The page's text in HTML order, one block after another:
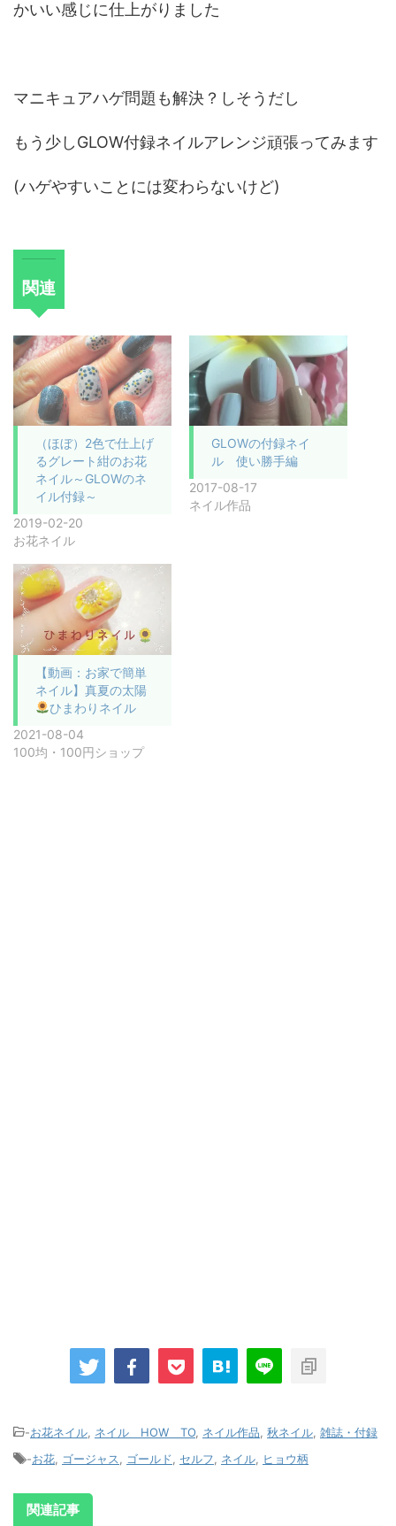
かいい感じに仕 上がりました
マニキュアハゲ問題も解決？しそうだし
もう少しGLOW付録ネイルアレンジ頑張ってみます
(ハゲやすいことには変わらないけど)
関連
（ほぼ）2色で仕上げ
るグレート紺のお花
ネイル～GLOWのネ
イル付録～
2019-02-20
お花ネイル
GLOWの付録ネイ
ル 使い勝手編
2017-08-17
ネイル作品
【動画：お家で簡単
ネイル】真夏の太陽
ひまわりネイル
2021-08-04
100均・100円ショップ
-お花ネイル ネイル HOW TO ネイル作品 秋ネイル 雑誌・付録
-お花 ゴージャス ゴールド セルフ ネイル ヒョウ柄
関連記事